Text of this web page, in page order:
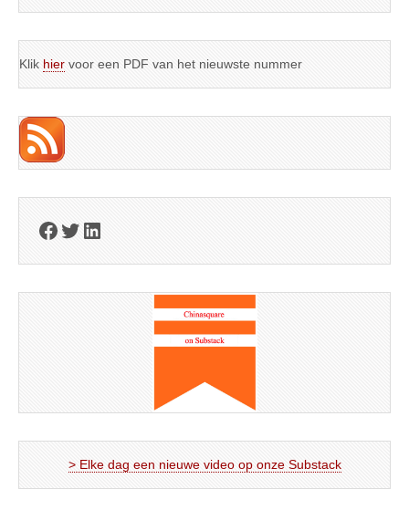
Klik hier voor een PDF van het nieuwste nummer
Facebook
Twitter
LinkedIn
> Elke dag een nieuwe video op onze Substack